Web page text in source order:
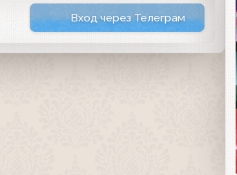
Вход через Телеграм